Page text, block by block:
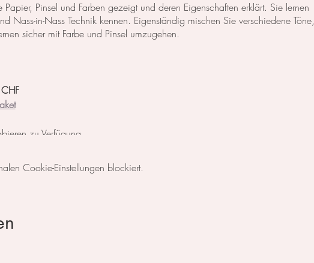
Pinsel und Farben gezeigt und deren Eigenschaften erklärt. Sie lernen
Nass-in-Nass Technik kennen. Eigenständig mischen Sie verschiedene Töne,
sicher mit Farbe und Pinsel umzugehen.
zu Verfügung.
Überweisung oder in Bar vor Ort.
Cookie-Einstellungen blockiert.